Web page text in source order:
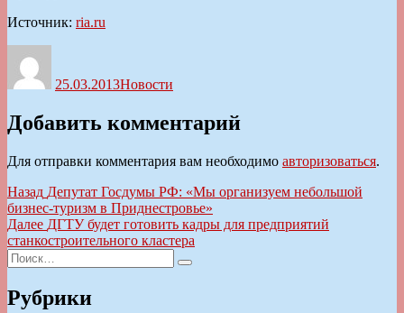
Источник: ria.ru
25.03.2013Новости
Добавить комментарий
Для отправки комментария вам необходимо авторизоваться.
Навигация
по
записям
Назад Предыдущая
запись:
Депутат Госдумы РФ: «Мы организуем небольшой
бизнес-туризм в Приднестровье»
Далее Следующая
запись:
ДГТУ будет готовить кадры для предприятий
станкостроительного кластера
Искать:
Поиск
Рубрики